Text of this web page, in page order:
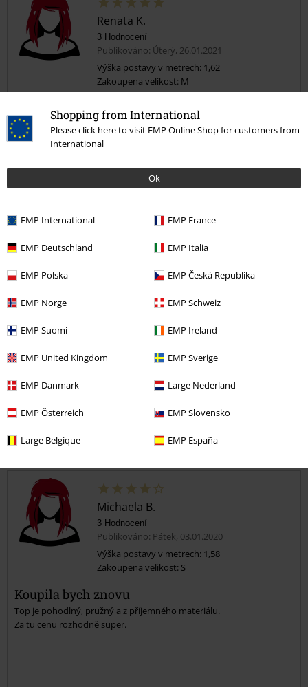
Shopping from International
Please click here to visit EMP Online Shop for customers from
International
Ok
EMP International EMP France
EMP Deutschland EMP Italia
EMP Polska EMP Česká Republika
EMP Norge EMP Schweiz
EMP Suomi EMP Ireland
EMP United Kingdom EMP Sverige
EMP Danmark Large Nederland
EMP Österreich EMP Slovensko
Large Belgique EMP España
Renata K.
3 Hodnocení
Publikováno: Úterý, 26.01.2021
Výška postavy v metrech: 1,62
Zakoupena velikost: M
Koupila bych opět
Velmi hezké, slušivé, super materiál
Střih
Šířka
Příliš úzké
Perfektní
Příliš krátké
Perfektní
Ověřená recenze
Pomohlo Vám toto hodnocení?
Komentář
Michaela B.
3 Hodnocení
Publikováno: Pátek, 03.01.2020
Výška postavy v metrech: 1,58
Zakoupena velikost: S
Koupila bych znovu
Top je pohodlný, pružný a z příjemného materiálu.
Za tu cenu rozhodně super.